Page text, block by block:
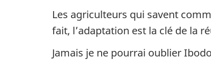
Les agriculteurs qui savent
fait, l’adaptation est la clé de la
Jamais je ne pourrai oublier